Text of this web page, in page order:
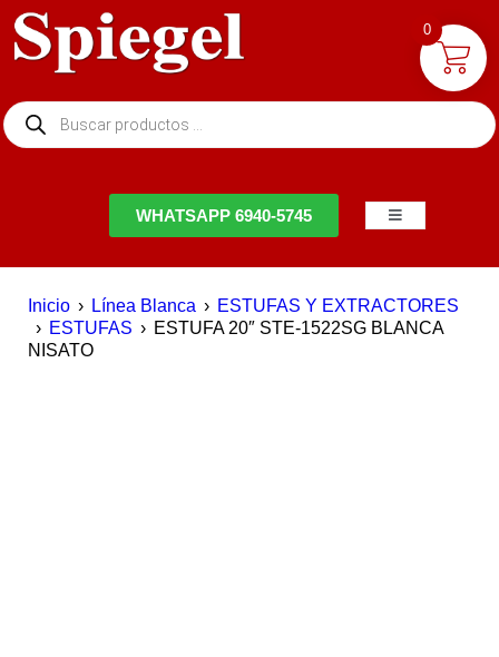
WHATSAPP 6940-5745
Inicio › Línea Blanca › ESTUFAS Y EXTRACTORES
› ESTUFAS › ESTUFA 20″ STE-1522SG BLANCA
NISATO
0